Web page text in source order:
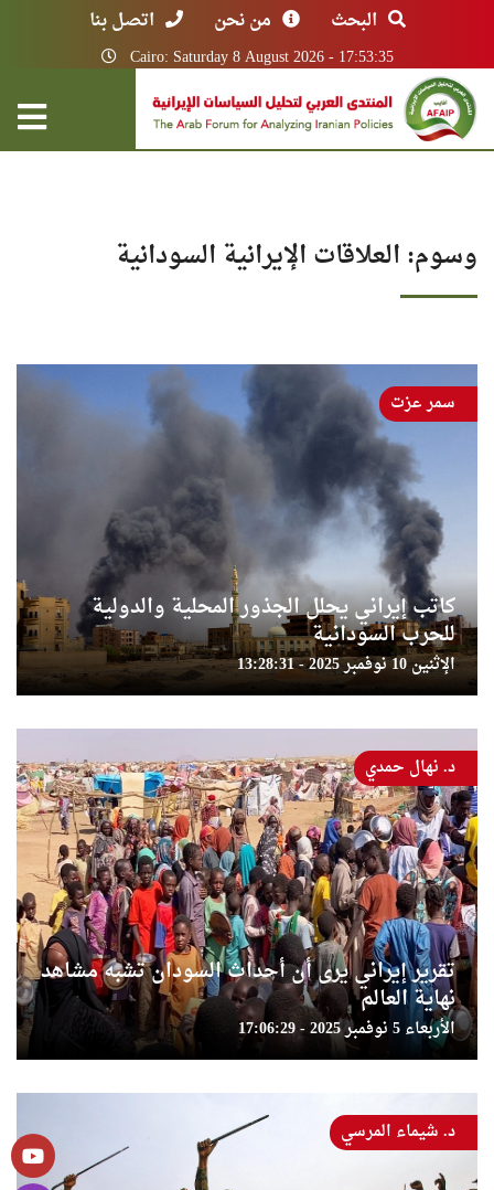
البحث من نحن اتصل بنا
Cairo: Saturday 8 August 2026 - 17:53:35
وسوم: العلاقات الإيرانية السودانية
كاتب إيراني يحلل الجذور المحلية والدولية
للحرب السودانية
الإثنين 10 نوفمبر 2025 - 13:28:31
سمر عزت
تقرير إيراني يرى أن أحداث السودان تشبه مشاهد
نهاية العالم
الأربعاء 5 نوفمبر 2025 - 17:06:29
د. نهال حمدي
د. شيماء المرسي